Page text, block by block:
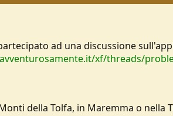
ad una discussione
xf/threads/
della Tolfa, in Maremma o nella